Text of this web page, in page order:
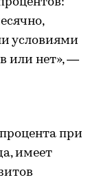
условиями
или нет», —
при
имеет